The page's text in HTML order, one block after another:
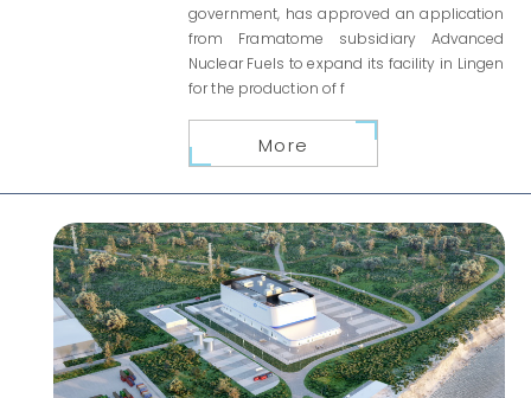
government, has approved an application
from Framatome subsidiary Advanced
Nuclear Fuels to expand its facility in Lingen
for the production of f
More